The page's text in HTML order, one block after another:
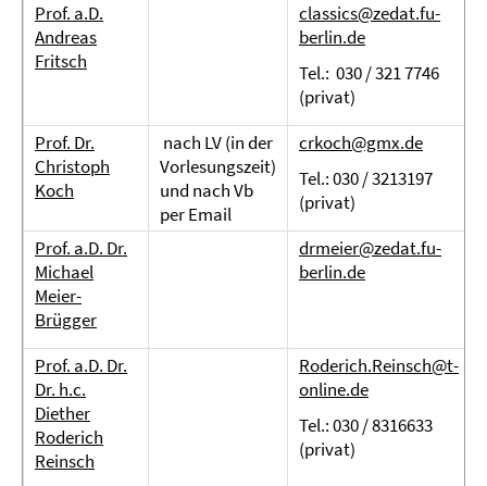
Prof. a.D.
Andreas
Fritsch
classics@zedat.fu-
berlin.de
Tel.: 030 / 321 7746
(privat)
Prof. Dr.
Christoph
Koch
nach LV (in der
Vorlesungszeit)
und nach Vb
per Email
crkoch@gmx.de
Tel.: 030 / 3213197
(privat)
Prof. a.D. Dr.
Michael
Meier-
Brügger
drmeier@zedat.fu-
berlin.de
Prof. a.D. Dr.
Dr. h.c.
Diether
Roderich
Reinsch
Roderich.Reinsch@t-
online.de
Tel.: 030 / 8316633
(privat)